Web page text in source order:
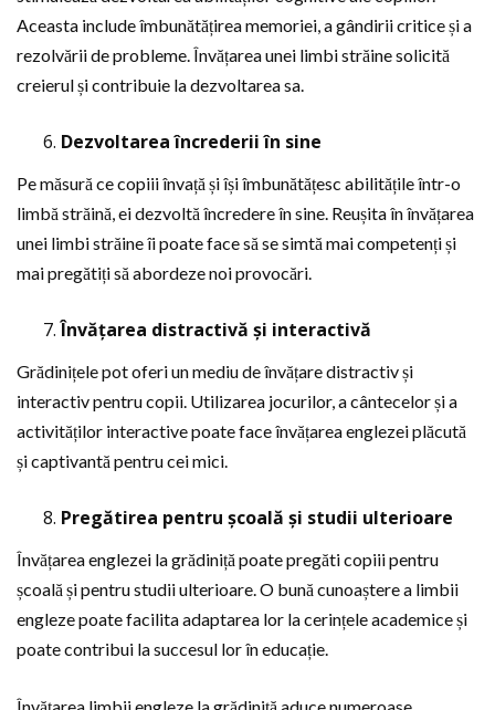
Aceasta include îmbunătățirea memoriei, a gândirii critice și a
rezolvării de probleme. Învățarea unei limbi străine solicită
creierul și contribuie la dezvoltarea sa.
Dezvoltarea încrederii în sine
Pe măsură ce copiii învață și își îmbunătățesc abilitățile într-o
limbă străină, ei dezvoltă încredere în sine. Reușita în învățarea
unei limbi străine îi poate face să se simtă mai competenți și
mai pregătiți să abordeze noi provocări.
Învățarea distractivă și interactivă
Grădinițele pot oferi un mediu de învățare distractiv și
interactiv pentru copii. Utilizarea jocurilor, a cântecelor și a
activităților interactive poate face învățarea englezei plăcută
și captivantă pentru cei mici.
Pregătirea pentru școală și studii ulterioare
Învățarea englezei la grădiniță poate pregăti copiii pentru
școală și pentru studii ulterioare. O bună cunoaștere a limbii
engleze poate facilita adaptarea lor la cerințele academice și
poate contribui la succesul lor în educație.